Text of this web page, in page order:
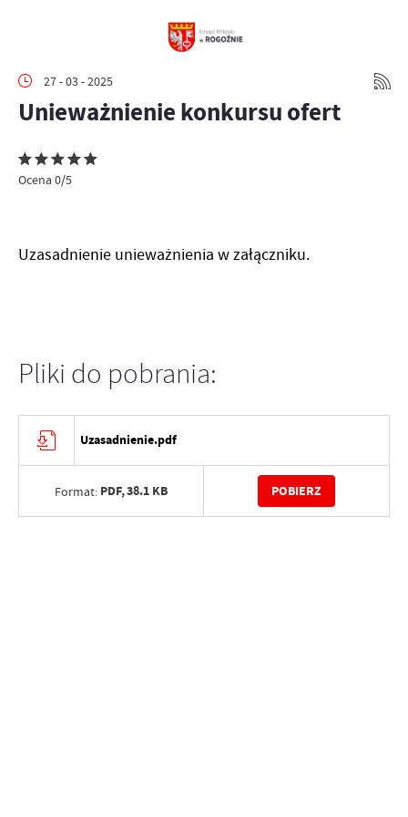
27 - 03 - 2025
Unieważnienie konkursu ofert
Ocena 0/5
Uzasadnienie unieważnienia w załączniku.
Pliki do pobrania:
Uzasadnienie.pdf
Format: PDF,38.1 KB POBIERZ